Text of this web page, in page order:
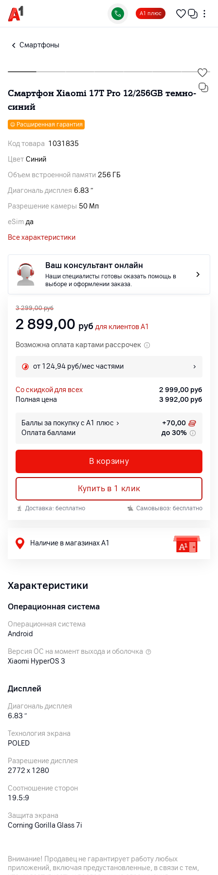
А1 плюс
Смартфоны
Смартфон Xiaomi 17T Pro 12/256GB темно-
синий
Расширенная гарантия
Код товара 1031835
Цвет Синий
Объем встроенной памяти 256 ГБ
Диагональ дисплея 6.83 ″
Разрешение камеры 50 Мп
eSim да
Все характеристики
Ваш консультант онлайн
Наши специалисты готовы оказать помощь в
выборе и оформлении заказа.
3 299,00 руб
2 899,00 руб для клиентов A1
Возможна оплата картами рассрочек
от 124,94 руб/мес частями
со скидкой для всех 2 999,00 руб
Полная цена
3 992,00 руб
Баллы за покупку с А1 плюс +70,00
Оплата баллами
до 30%
В корзину
Купить в 1 клик
Доставка: бесплатно Самовывоз: бесплатно
Наличие в магазинах А1
Характеристики
Операционная система
Операционная система
Android
Версия ОС на момент выхода и оболочка
Xiaomi HyperOS 3
Дисплей
Диагональ дисплея
6.83 ″
Технология экрана
POLED
Разрешение дисплея
2772 x 1280
Соотношение сторон
19.5:9
Защита экрана
Corning Gorilla Glass 7i
Особенности дисплея
Внимание! Продавец не гарантирует работу любых
приложений, включая предустановленные, в связи с тем,